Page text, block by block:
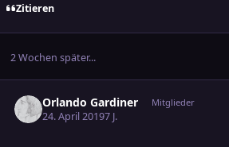
Zitieren
2 Wochen später...
Orlando Gardiner Mitglieder
24. April 20197 J.